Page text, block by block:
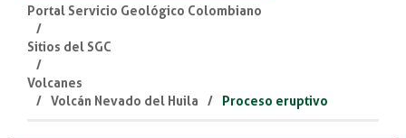
Portal Servicio Geológico Colombiano
Sitios del SGC
Volcanes
Volcán Nevado del Huila
Proceso eruptivo